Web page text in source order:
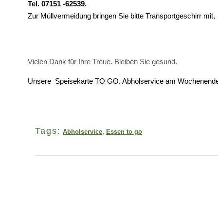
Tel. 07151 -62539.
Zur Müllvermeidung bringen Sie bitte Transportgeschirr mit,
Vielen Dank für Ihre Treue. Bleiben Sie gesund.
Unsere Speisekarte TO GO. Abholservice am
Tags: Abholservice, Essen to go